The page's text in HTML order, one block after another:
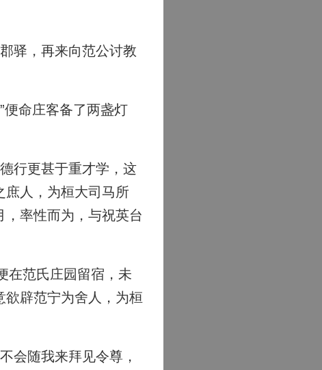
驿，再来向范公讨教
命庄客备了两盏灯
行更甚于重才学，这
庶人，为桓大司马所
率性而为，与祝英台
在范氏庄园留宿，未
辟范宁为舍人，为桓
会随我来拜见令尊，